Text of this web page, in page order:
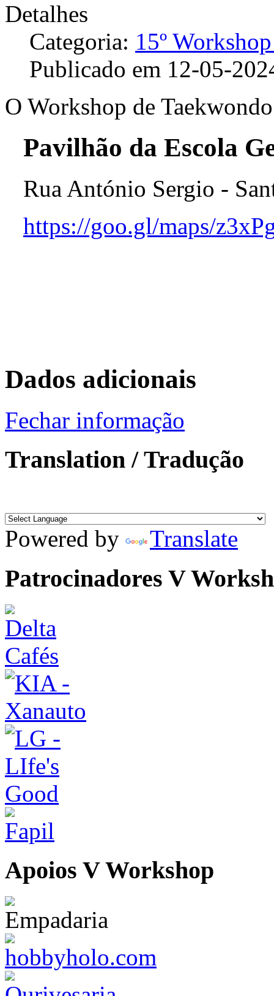
Detalhes
Categoria: 15º
Publicado em 12-05-
O Workshop de
Pavilhão da Escola
Rua António Sergio -
https://goo.gl/maps/
Dados adicionais
Fechar informação
Translation / Tradução
Powered by Translate
Patrocinadores V
Apoios V Workshop